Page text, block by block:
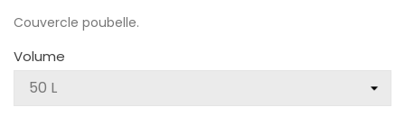
Couvercle poubelle.
Volume